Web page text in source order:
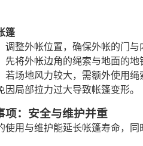
篷
调整外帐位置，确保外帐的门
先将外帐边角的绳索与地面的
若场地风力较大，需额外使用
局部拉力过大导致帐篷变形。
项：安全与维护并重
使用与维护能延长帐篷寿命，同